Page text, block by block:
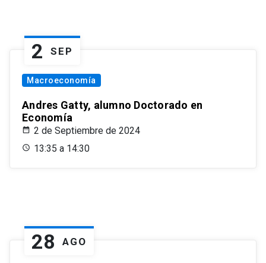
2 SEP
Macroeconomía
Andres Gatty, alumno Doctorado en
Economía
2 de Septiembre de 2024
13:35 a 14:30
28 AGO